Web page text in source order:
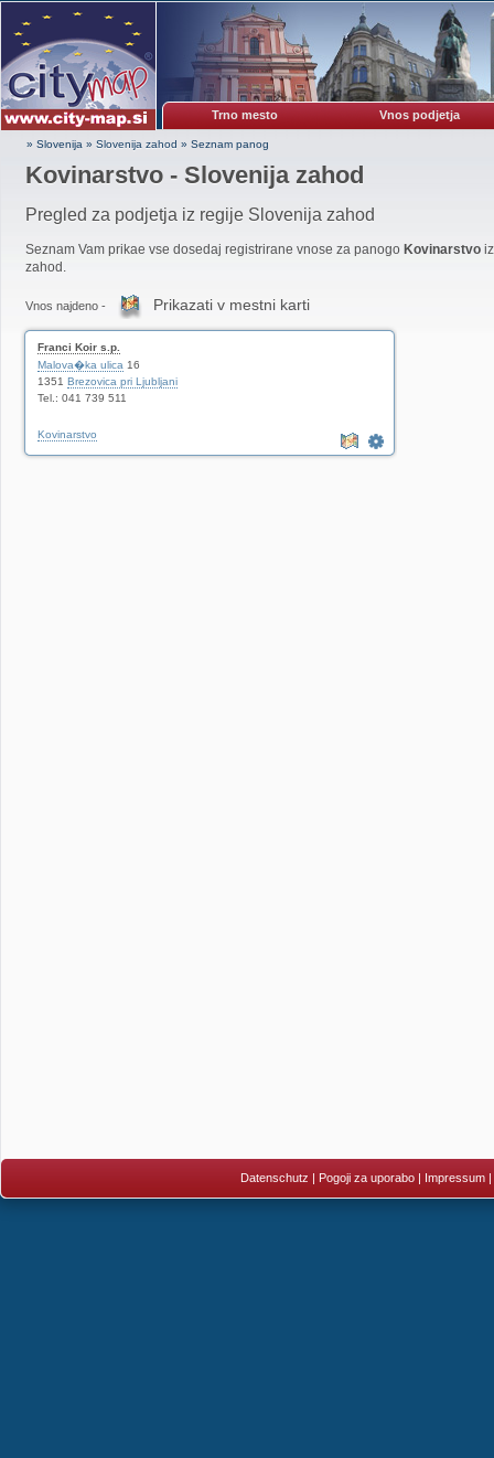
Trno mesto Vnos podjetja
» Slovenija » Slovenija zahod » Seznam panog
Kovinarstvo - Slovenija zahod
Pregled za podjetja iz regije Slovenija zahod
Seznam Vam prikae vse dosedaj registrirane vnose za panogo Kovinarstvo
zahod.
Vnos najdeno - Prikazati v mestni karti
Franci Koir s.p.
Malova�ka ulica 16
1351 Brezovica pri Ljubljani
Tel.: 041 739 511
Kovinarstvo
Datenschutz | Pogoji za uporabo| Impressum|